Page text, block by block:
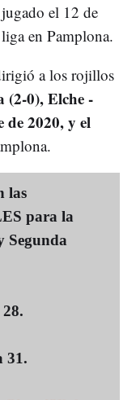
jugado el 12 de
en Pamplona.
a los rojillos
(2-0), Elche -
de 2020, y el
las
para la
Segunda
31.